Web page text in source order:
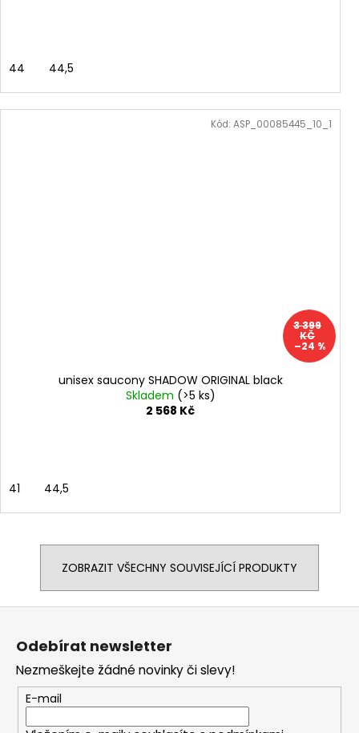
44 44,5
3 399
KČ
–24 %
unisex saucony SHADOW ORIGINAL black
Skladem (>5 ks)
2 568 Kč
41 44,5
Kód: ASP_00085445_10_1
ZOBRAZIT VŠECHNY SOUVISEJÍCÍ PRODUKTY
Odebírat newsletter
Nezmeškejte žádné novinky či slevy!
E-mail